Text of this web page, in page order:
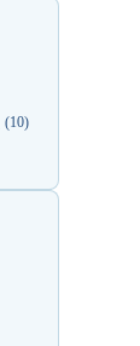
(10)